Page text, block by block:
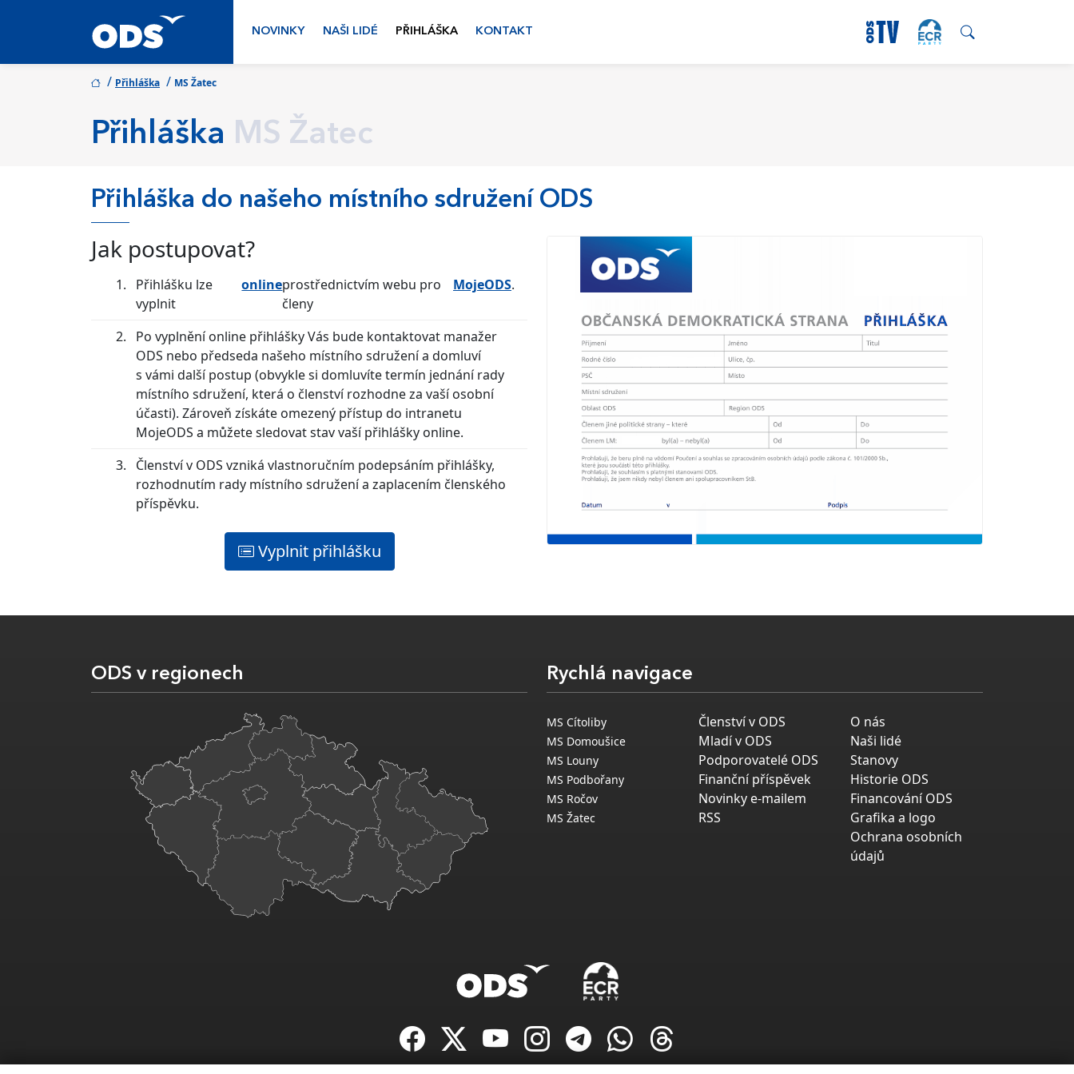
NOVINKY NAŠI LIDÉ PŘIHLÁŠKA KONTAKT
/ Přihláška / MS Žatec
Přihláška MS Žatec
Přihláška do našeho místního sdružení ODS
Jak postupovat?
Přihlášku lze
vyplnit
onlineprostřednictvím webu pro
členy
MojeODS.
Po vyplnění online přihlášky Vás bude kontaktovat manažer
ODS nebo předseda našeho místního sdružení a domluví
s vámi další postup (obvykle si domluvíte termín jednání rady
místního sdružení, která o členství rozhodne za vaší osobní
účasti). Zároveň získáte omezený přístup do intranetu
MojeODS a můžete sledovat stav vaší přihlášky online.
Členství v ODS vzniká vlastnoručním podepsáním přihlášky,
rozhodnutím rady místního sdružení a zaplacením členského
příspěvku.
Vyplnit přihlášku
ODS v regionech Rychlá navigace
MS Cítoliby
MS Domoušice
MS Louny
MS Podbořany
MS Ročov
MS Žatec
Členství v ODS
Mladí v ODS
Podporovatelé ODS
Finanční příspěvek
Novinky e-mailem
RSS
O nás
Naši lidé
Stanovy
Historie ODS
Financování ODS
Grafika a logo
Ochrana osobních
údajů